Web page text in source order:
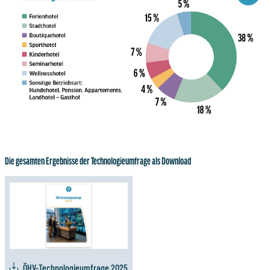
Die gesamten Ergebnisse der Technologieumfrage als Download
ÖHV-Technologieumfrage 2025